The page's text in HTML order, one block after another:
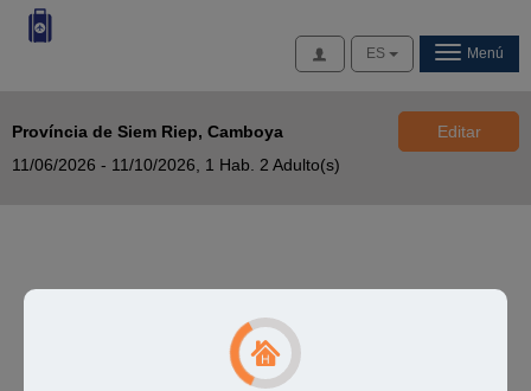
AccesoES Menú
Província de Siem Riep, Camboya
11/06/2026 - 11/10/2026,
1 Hab. 2 Adulto(s)
Editar